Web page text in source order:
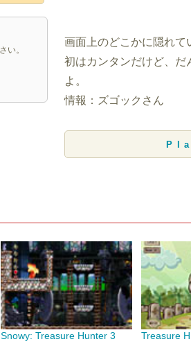
い。
画面上のどこかに隠れて
初はカンタンだけど、だ
よ。
情報：ズゴックさん
Snowy: Treasure Hunter 3 Treasure